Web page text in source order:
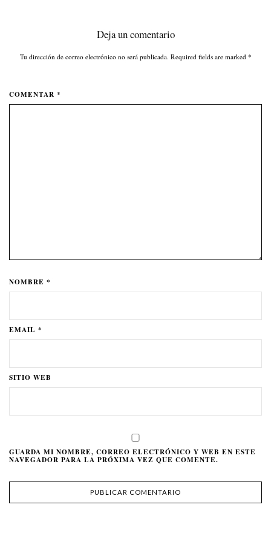
Deja un comentario
Tu dirección de correo electrónico no será publicada. Required fields are marked *
COMENTAR *
NOMBRE *
EMAIL *
SITIO WEB
GUARDA MI NOMBRE, CORREO ELECTRÓNICO Y WEB EN ESTE
NAVEGADOR PARA LA PRÓXIMA VEZ QUE COMENTE.